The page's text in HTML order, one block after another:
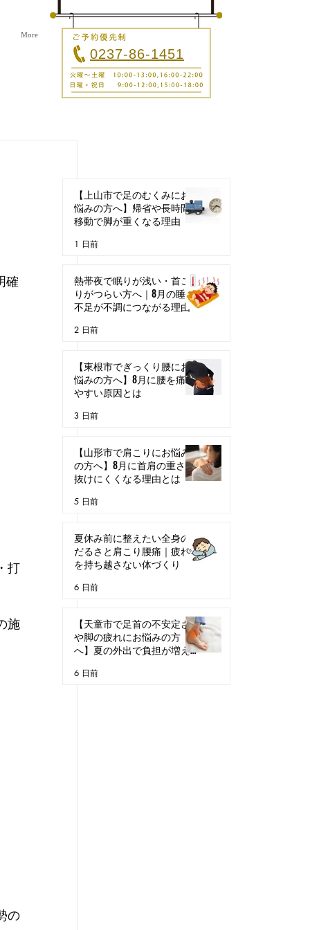
More
0237-86-1451
確
打
施
の
【上山市で足のむくみにお
悩みの方へ】帰省や長時間
移動で脚が重くなる理由
1 日前
熱帯夜で眠りが浅い・首こ
りがつらい方へ｜8月の睡眠
不足が不調につながる理由
2 日前
【東根市でぎっくり腰にお
悩みの方へ】8月に腰を痛め
やすい原因とは
3 日前
【山形市で肩こりにお悩み
の方へ】8月に首肩の重さが
抜けにくくなる理由とは
5 日前
夏休み前に整えたい全身の
だるさと肩こり腰痛｜疲れ
を持ち越さない体づくり
6 日前
【天童市で足首の不安定さ
や脚の疲れにお悩みの方
へ】夏の外出で負担が増え
6 日前